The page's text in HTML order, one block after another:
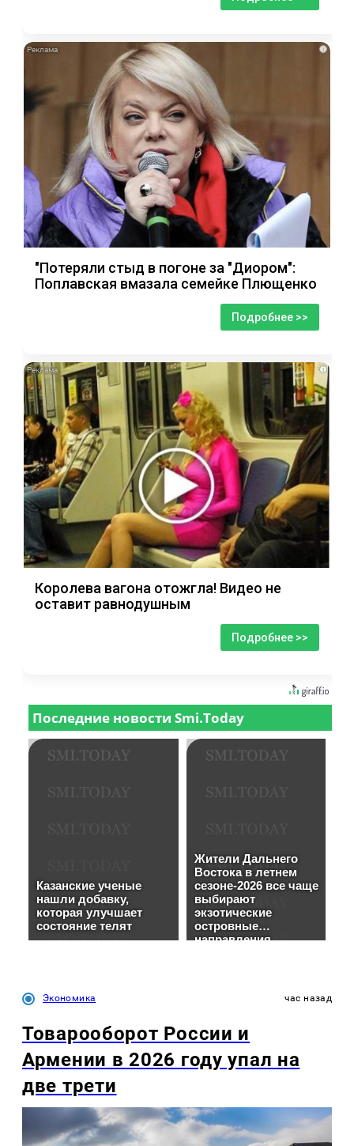
i
"Потеряли стыд в погоне за "Диором":
Поплавская вмазала семейке Плющенко
Подробнее >>
i
Королева вагона отожгла! Видео не
оставит равнодушным
Подробнее >>
Экономика час назад
Товарооборот России и
Армении в 2026 году упал на
две трети